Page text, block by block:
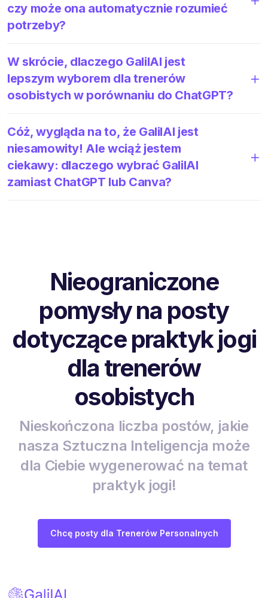
czy może ona automatycznie rozumieć
potrzeby?
W skrócie, dlaczego GalilAI jest
lepszym wyborem dla trenerów
osobistych w porównaniu do ChatGPT?
Cóż, wygląda na to, że GalilAI jest
niesamowity! Ale wciąż jestem
ciekawy: dlaczego wybrać GalilAI
zamiast ChatGPT lub Canva?
Nieograniczone
pomysły na posty
dotyczące praktyk jogi
dla trenerów
osobistych
Nieskończona liczba postów, jakie
nasza Sztuczna Inteligencja może
dla Ciebie wygenerować na temat
praktyk jogi!
Chcę posty dla Trenerów Personalnych